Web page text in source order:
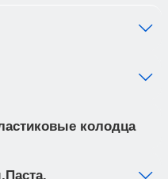
0 до 200мм. • рама
высокопрочной
долговечность
включает
(арт.
сталь (арт.
колодца